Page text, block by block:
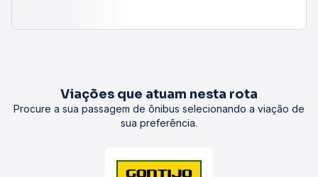
Viações que atuam nesta rota
Procure a sua passagem de ônibus selecionando a viação de
sua preferência.